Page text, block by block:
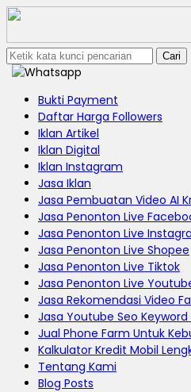
Cari
Bukti Payment
Daftar Harga Followers
Iklan Artikel
Iklan Digital
Iklan Instagram
Jasa Iklan
Jasa Pembuatan Video AI
Jasa Penonton Live
Jasa Penonton Live
Jasa Penonton Live Shopee
Jasa Penonton Live Tiktok
Jasa Penonton Live
Jasa Rekomendasi Video
Jasa Youtube Seo Keyword
Jual Phone Farm Untuk
Kalkulator Kredit Mobil
Tentang Kami
Blog Posts